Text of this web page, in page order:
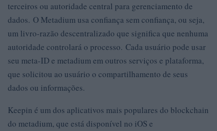
terceiros ou autoridade central para gerenciamento de
dados. O Metadium usa confiança sem confiança, ou seja,
um livro-razão descentralizado que significa que nenhuma
autoridade controlará o processo. Cada usuário pode usar
seu meta-ID e metadium em outros serviços e plataforma,
que solicitou ao usuário o compartilhamento de seus
dados ou informações.
Keepin é um dos aplicativos mais populares do blockchain
do metadium, que está disponível no iOS e